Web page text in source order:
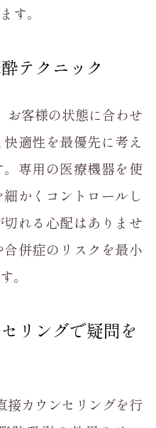
す。
テクニック
お客様の状態に合わせ
適性を最優先に考え
専用の医療機器を使
かくコントロールし
れる心配はありませ
併症のリスクを最小
。
リングで疑問を
接カウンセリングを行